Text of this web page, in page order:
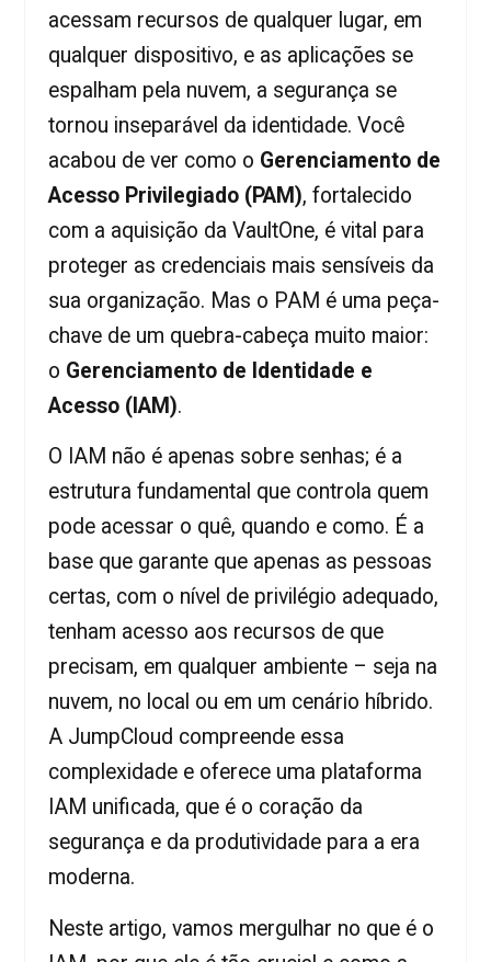
acessam recursos de qualquer lugar, em
qualquer dispositivo, e as aplicações se
espalham pela nuvem, a segurança se
tornou inseparável da identidade. Você
acabou de ver como o Gerenciamento de
Acesso Privilegiado (PAM), fortalecido
com a aquisição da VaultOne, é vital para
proteger as credenciais mais sensíveis da
sua organização. Mas o PAM é uma peça-
chave de um quebra-cabeça muito maior:
o Gerenciamento de Identidade e
Acesso (IAM).
O IAM não é apenas sobre senhas; é a
estrutura fundamental que controla quem
pode acessar o quê, quando e como. É a
base que garante que apenas as pessoas
certas, com o nível de privilégio adequado,
tenham acesso aos recursos de que
precisam, em qualquer ambiente – seja na
nuvem, no local ou em um cenário híbrido.
A JumpCloud compreende essa
complexidade e oferece uma plataforma
IAM unificada, que é o coração da
segurança e da produtividade para a era
moderna.
Neste artigo, vamos mergulhar no que é o